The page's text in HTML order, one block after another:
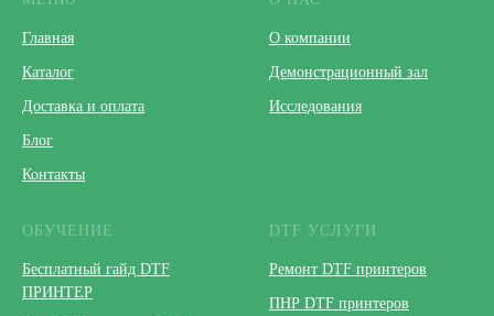
Главная
Каталог
Доставка и оплата
Блог
Контакты
О компании
Демонстрационный зал
Исследования
ОБУЧЕНИЕ
Бесплатный гайд DTF
ПРИНТЕР
DTF УСЛУГИ
Ремонт DTF принтеров
ПНР DTF принтеров